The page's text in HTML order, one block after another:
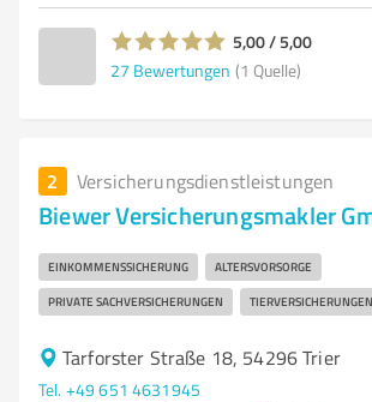
5,00 / 5,00
27 Bewertungen (1 Quelle)
2 Versicherungsdienstleistungen
Biewer Versicherungsmakler
EINKOMMENSSICHERUNG ALTERSVORSORGE
PRIVATE SACHVERSICHERUNGEN TIERVERSICHERUNGEN
Tarforster Straße 18, 54296 Trier
Tel. +49 651 4631945